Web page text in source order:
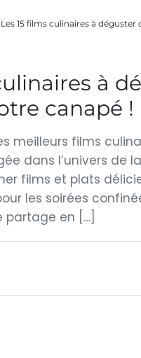
Les 15 films culinaires à
à
canapé !
meilleurs films
dans l’univers de
films et plats
les soirées
partage en […]